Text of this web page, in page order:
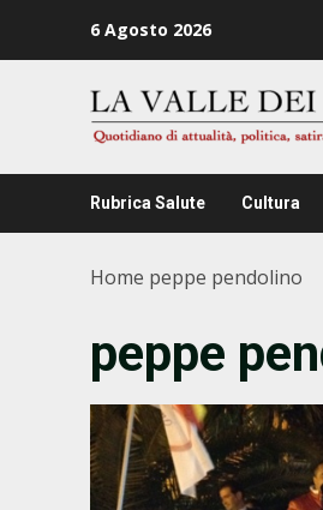
6 Agosto 2026
Rubrica Salute Cultura
Home peppe pendolino
peppe